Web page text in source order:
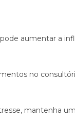
aumentar a
no
mantenha